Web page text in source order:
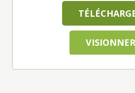
VISIONNER